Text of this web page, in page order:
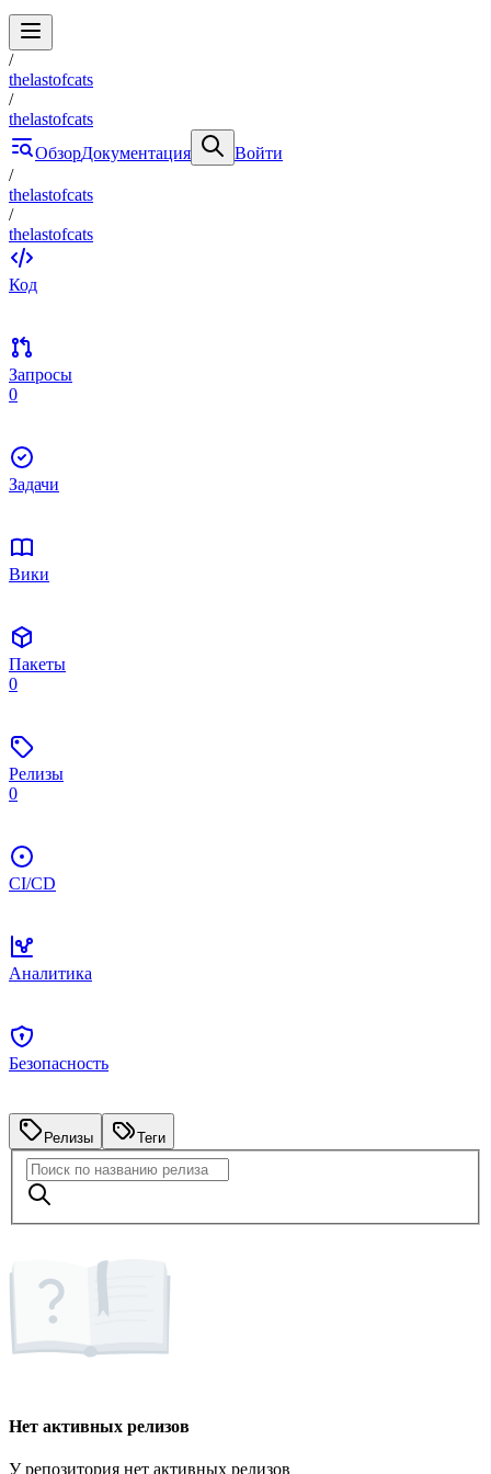
/
thelastofcats
/
thelastofcats
ОбзорДокументация
Войти
/
thelastofcats
/
thelastofcats
Код
Запросы
0
Задачи
Вики
Пакеты
0
Релизы
0
CI/CD
Аналитика
Безопасность
Релизы Теги
Нет активных релизов
У репозитория нет активных релизов